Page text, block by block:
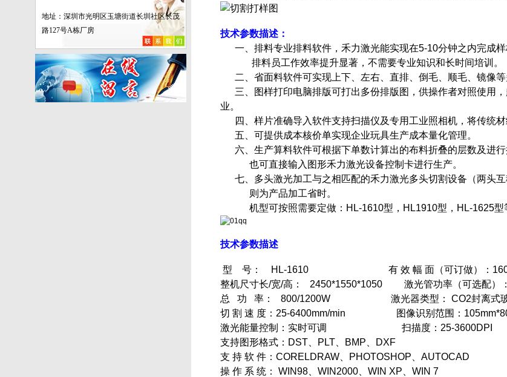
地址： 深圳市光明区玉塘街道长圳社区长茂
路127号A栋厂房
技术参数描述：
一、排料专业排料软件，禾力激光能实现在5-10分钟之内完成样
排料员工作效率提升显著，不需要专业知识和长时间培训。
二、省面料软件可实现上下、左右、直排、倒毛、顺毛、镜像
三、图样打印电脑排版可打出多份排版图，供操作者对照
业。
四、样片准确导入软件支持扫描仪及专用工业照相机，将传统材
五、可提供成本核价单实现企业玩具生产成本量化管理。
六、生产算料软件可根据下单数计算出的布料折叠的层数及进
也可直接输入图形禾力激光设备控制卡进行生产。
七、多头激光加工与之相匹配的禾力激光多头切割设备（两头互
则为产品加工省时。
机型可按照需要定做：HL-1610型，HL1910型，HL-1625型
技术参数描述
型 号： HL-1610 有 效 幅 面（可订做）：
整机尺寸长/宽/高： 2450*1550*1050 激光管功率（可选配）：
总 功 率： 800/1200W 激光器类型： CO2封离式
切 割 速 度： 25-6400mm/min 图像识别范围：
激光能量控制： 实时可调 扫描度： 25-3600DPI
支持图形格式： DST、PLT、BMP、DXF
支 持 软 件： CORELDRAW、PHOTOSHOP、AUTOCAD
操 作 系 统： WIN98、WIN2000、WIN XP、WIN 7